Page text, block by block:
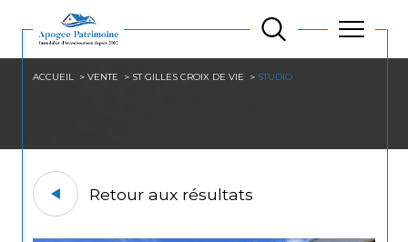
ACCUEIL VENTE ST GILLES CROIX DE VIE STUDIO
Retour aux résultats